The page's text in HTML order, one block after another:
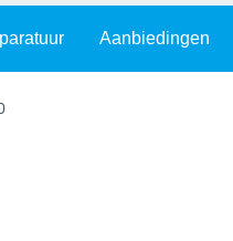
Aanbiedingen